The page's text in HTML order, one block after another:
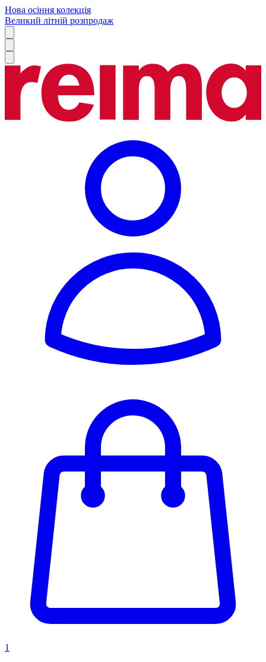
Нова осіння колекція
Великий літній розпродаж
1